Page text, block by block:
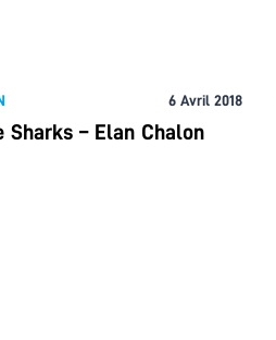
6 Avril 2018
Sharks – Elan Chalon